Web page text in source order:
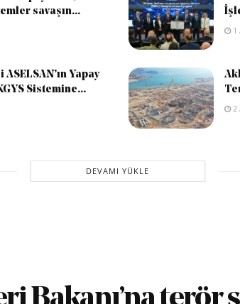
savaşın...
1
Yapay
Sistemine...
2
DEVAMI YÜKLE